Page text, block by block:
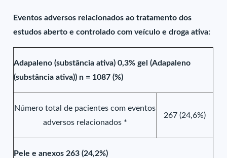
Eventos adversos relacionados ao tratamento dos
estudos aberto e controlado com veículo e droga ativa:
Adapaleno (substância ativa) 0,3% gel (Adapaleno
(substância ativa)) n = 1087 (%)
Número total de pacientes com eventos
adversos relacionados *
267 (24,6%)
Pele e anexos 263 (24,2%)